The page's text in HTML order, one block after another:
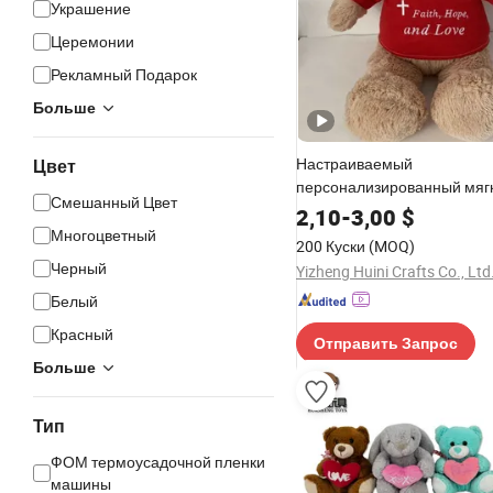
Украшение
Церемонии
Рекламный Подарок
Больше
Цвет
Смешанный Цвет
Многоцветный
Черный
Белый
Красный
Больше
Тип
ФОМ термоусадочной пленки
машины
Настраиваемый
персонализированный
коричневый плюшевый
индивидуальная игрушка в
медведя для детей
2,10-3,00 $
200 Куски (MOQ)
Yizheng Huini Crafts Co.,
Отправить Запрос